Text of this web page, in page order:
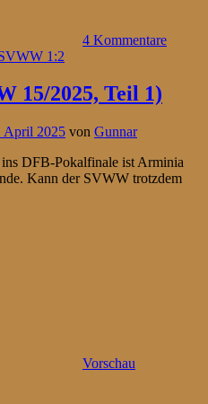
4 Kommentare
15/2025, Teil 1)
April 2025 von Gunnar
DFB-Pokalfinale ist Arminia
Kann der SVWW trotzdem
Vorschau